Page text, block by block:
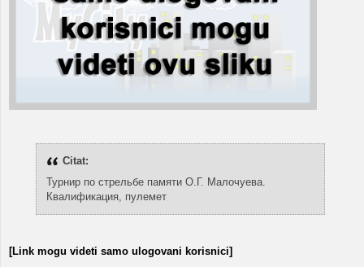
Citat:
Турнир по стрельбе памяти О.Г. Малочуева.
Квалификация, пулемет
[Link mogu videti samo ulogovani korisnici]